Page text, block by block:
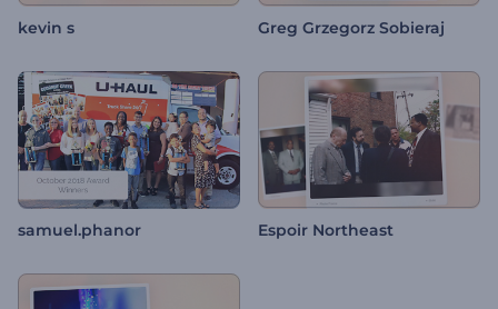
kevin s Greg Grzegorz Sobieraj
samuel.phanor Espoir Northeast